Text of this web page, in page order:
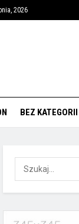
2026
BEZ KATEGORII